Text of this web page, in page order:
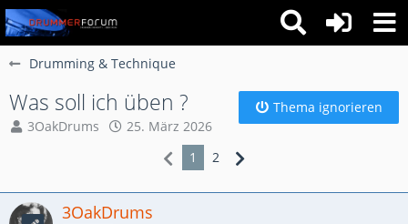
Drumming & Technique
Was soll ich üben ?
3OakDrums 25. März 2026
Thema ignorieren
1 2
3OakDrums